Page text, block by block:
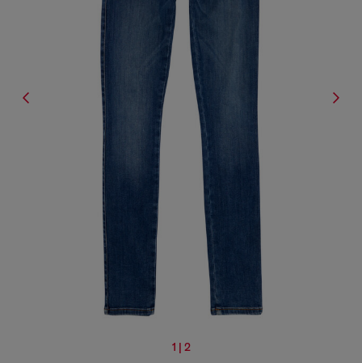
1 | 2